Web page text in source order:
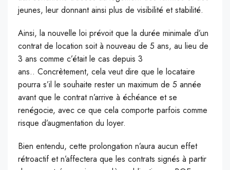
jeunes, leur donnant ainsi plus de visibilité et stabilité.
Ainsi, la nouvelle loi prévoit que la durée minimale d’un
contrat de location soit à nouveau de 5 ans, au lieu de
3 ans comme c’était le cas depuis 3
ans.. Concrètement, cela veut dire que le locataire
pourra s’il le souhaite rester un maximum de 5 année
avant que le contrat n’arrive à échéance et se
renégocie, avec ce que cela comporte parfois comme
risque d’augmentation du loyer.
Bien entendu, cette prolongation n’aura aucun effet
rétroactif et n’affectera que les contrats signés à partir